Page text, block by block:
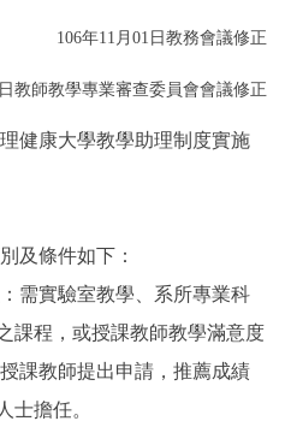
106年11月01日教務會議修正
教師教學專業審查委員會會議修正
健康大學教學助理制度實施
及條件如下：
需實驗室教學、系所專業科
課程，或授課教師教學滿意度
課教師提出申請，推薦成績
士擔任。